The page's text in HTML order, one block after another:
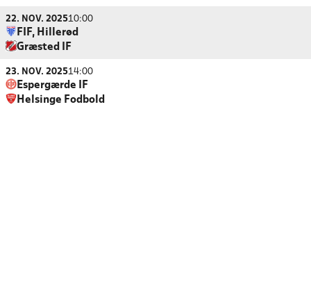
22. NOV. 202510:00
FIF, Hillerød
Græsted IF
23. NOV. 202514:00
Espergærde IF
Helsinge Fodbold